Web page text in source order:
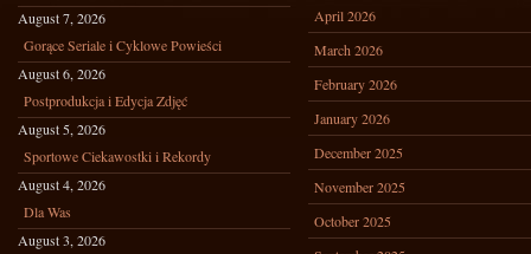
August 7, 2026
Gorące Seriale i Cyklowe Powieści
August 6, 2026
Postprodukcja i Edycja Zdjęć
August 5, 2026
Sportowe Ciekawostki i Rekordy
August 4, 2026
Dla Was
August 3, 2026
April 2026
March 2026
February 2026
January 2026
December 2025
November 2025
October 2025